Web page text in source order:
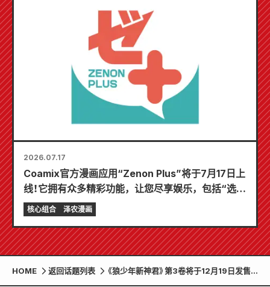
2026.07.17
Coamix官方漫画应用“Zenon Plus”将于7月17日上
线！它拥有众多精彩功能，让您尽享娱乐，包括“选择
您的第一个免费章节”和“每日更新”！
核心组合 泽农漫画
HOME 返回话题列表
《狼少年新神君》第3卷将于12月19日发售。
发售活动将在故事发生的地点——长瀞町举